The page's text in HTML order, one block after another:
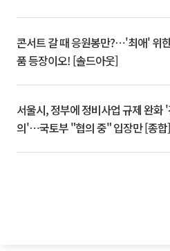
콘서트 갈 때 응원봉만?⋯'최애' 위
품 등장이오! [솔드아웃]
서울시, 정부에 정비사업 규제 완화
의'⋯국토부 "협의 중" 입장만 [종합]